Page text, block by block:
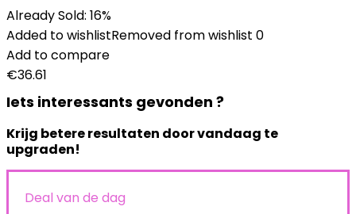
Already Sold: 16%
Added to wishlistRemoved from wishlist 0
Add to compare
€36.61
Iets interessants gevonden ?
Krijg betere resultaten door vandaag te
upgraden!
Deal van de dag